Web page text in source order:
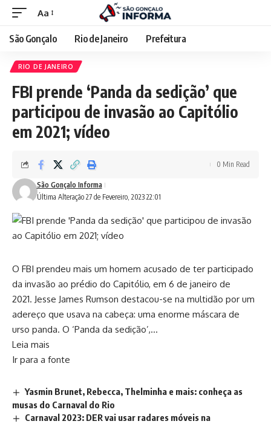
Aa
São Gonçalo Rio de Janeiro Prefeitura
RIO DE JANEIRO
FBI prende ‘Panda da sedição’ que
participou de invasão ao Capitólio
em 2021; vídeo
Última Alteração 27 de Fevereiro, 2023 22:01
São Gonçalo Informa
0 Min Read
O FBI prendeu mais um homem acusado de ter participado
da invasão ao prédio do Capitólio, em 6 de janeiro de
2021. Jesse James Rumson destacou-se na multidão por um
adereço que usava na cabeça: uma enorme máscara de
urso panda. O ‘Panda da sedição’,…
Leia mais
Ir para a fonte
Yasmin Brunet, Rebecca, Thelminha e mais: conheça as
musas do Carnaval do Rio
Carnaval 2023: DER vai usar radares móveis na